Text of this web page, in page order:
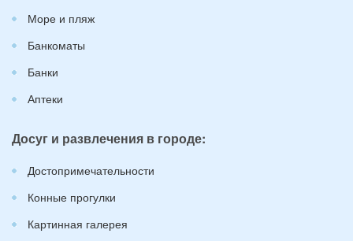
Море и пляж
Банкоматы
Банки
Аптеки
Досуг и развлечения в городе:
Достопримечательности
Конные прогулки
Картинная галерея